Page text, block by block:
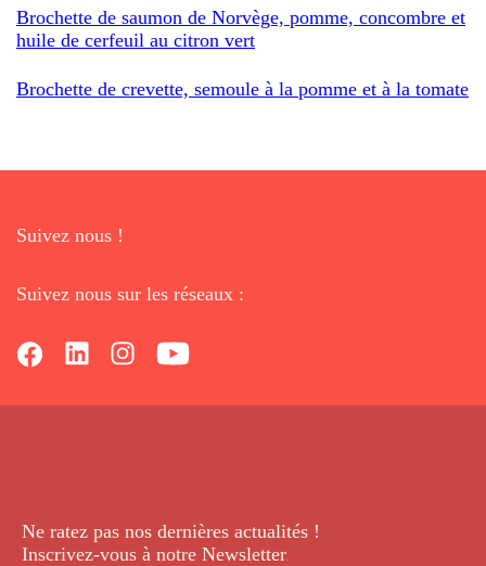
Brochette de saumon de Norvège, pomme, concombre et
huile de cerfeuil au citron vert
Brochette de crevette, semoule à la pomme et à la tomate
Suivez nous !
Suivez nous sur les réseaux :
Ne ratez pas nos dernières actualités !
Inscrivez-vous à notre Newsletter.